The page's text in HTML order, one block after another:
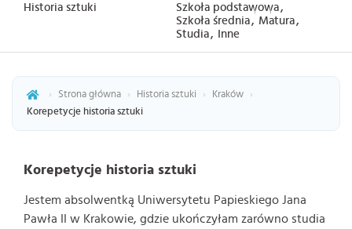
Historia sztuki
Szkoła podstawowa
Szkoła średnia Matura
Studia
Inne
› Strona główna › Historia sztuki › Kraków
›
Korepetycje historia sztuki
Korepetycje historia sztuki
Jestem absolwentką Uniwersytetu Papieskiego Jana
Pawła II w Krakowie, gdzie ukończyłam zarówno studia